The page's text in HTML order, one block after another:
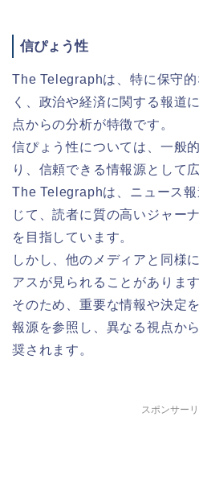
信ぴょう性
The Telegraphは、特に保守
く、政治や経済に関する報道
点からの分析が特徴です。
信ぴょう性については、一般
り、信頼できる情報源として
The Telegraphは、ニュース
じて、読者に質の高いジャー
を目指しています。
しかし、他のメディアと同様
アスが見られることがあります
そのため、重要な情報や決定
報源を参照し、異なる視点か
奨されます。
スポンサー